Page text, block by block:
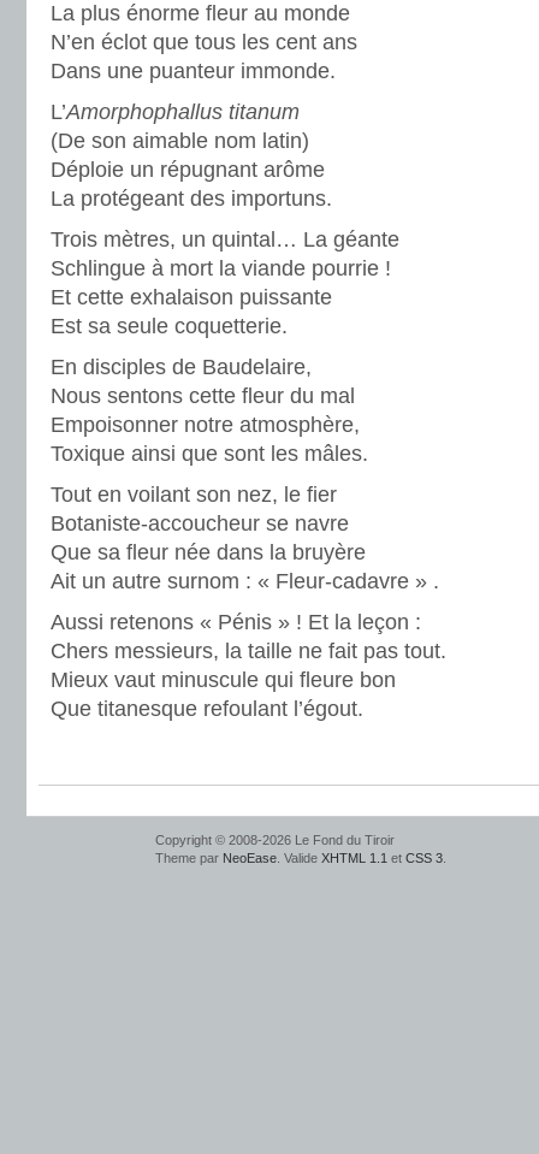
La plus énorme fleur au monde
N’en éclot que tous les cent ans
Dans une puanteur immonde.
L’Amorphophallus titanum
(De son aimable nom latin)
Déploie un répugnant arôme
La protégeant des importuns.
Trois mètres, un quintal… La géante
Schlingue à mort la viande pourrie !
Et cette exhalaison puissante
Est sa seule coquetterie.
En disciples de Baudelaire,
Nous sentons cette fleur du mal
Empoisonner notre atmosphère,
Toxique ainsi que sont les mâles.
Tout en voilant son nez, le fier
Botaniste-accoucheur se navre
Que sa fleur née dans la bruyère
Ait un autre surnom : « Fleur-cadavre » .
Aussi retenons « Pénis » ! Et la leçon :
Chers messieurs, la taille ne fait pas tout.
Mieux vaut minuscule qui fleure bon
Que titanesque refoulant l’égout.
Copyright © 2008-2026 Le Fond du Tiroir
Theme par NeoEase . Valide XHTML 1.1 et CSS 3